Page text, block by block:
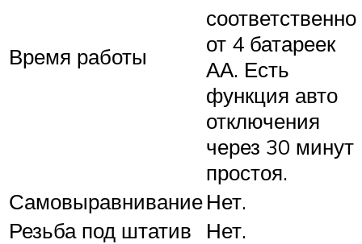
Время работы
соответственно
от 4 батареек
АА. Есть
функция авто
отключения
через 30 минут
простоя.
СамовыравниваниеНет.
Резьба под штатив
Нет.